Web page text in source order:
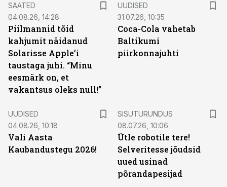
SAATED
04.08.26, 14:28
Piilmannid tõid
kahjumit näidanud
Solarisse Apple’i
taustaga juhi. “Minu
eesmärk on, et
vakantsus oleks null!”
UUDISED
31.07.26, 10:35
Coca-Cola vahetab
Baltikumi
piirkonnajuhti
UUDISED
04.08.26, 10:18
Vali Aasta
Kaubandustegu 2026!
SISUTURUNDUS
08.07.26, 10:06
Ütle robotile tere!
Selveritesse jõudsid
uued usinad
põrandapesijad